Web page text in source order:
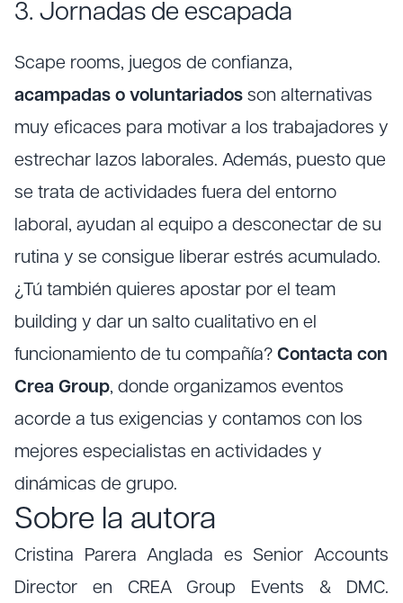
3. Jornadas de escapada
Scape rooms, juegos de confianza,
acampadas o voluntariados son alternativas
muy eficaces para motivar a los trabajadores y
estrechar lazos laborales. Además, puesto que
se trata de actividades fuera del entorno
laboral, ayudan al equipo a desconectar de su
rutina y se consigue liberar estrés acumulado.
¿Tú también quieres apostar por el team
building y dar un salto cualitativo en el
funcionamiento de tu compañía? Contacta con
Crea Group, donde organizamos eventos
acorde a tus exigencias y contamos con los
mejores especialistas en actividades y
dinámicas de grupo.
Sobre la autora
Cristina Parera Anglada es Senior Accounts
Director en CREA Group Events & DMC.